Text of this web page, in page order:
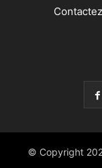
© Copyright